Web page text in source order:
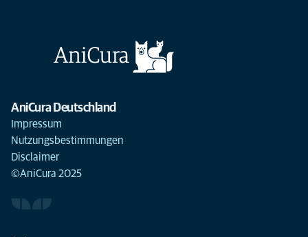
AniCura Deutschland
Impressum
Nutzungsbestimmungen
Disclaimer
©AniCura 2025